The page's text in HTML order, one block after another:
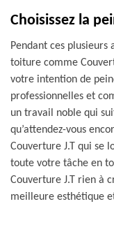
Choisissez la
Pendant ces plusieurs
toiture comme
votre intention de
professionnelles et
un travail noble qui
qu’attendez-vous
Couverture J.T qui se
toute votre tâche en
Couverture J.T rien à
meilleure esthétique